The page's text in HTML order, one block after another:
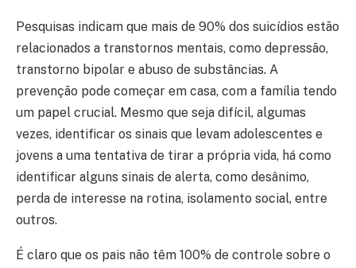
Pesquisas indicam que mais de 90% dos suicídios estão
relacionados a transtornos mentais, como depressão,
transtorno bipolar e abuso de substâncias. A
prevenção pode começar em casa, com a família tendo
um papel crucial. Mesmo que seja difícil, algumas
vezes, identificar os sinais que levam adolescentes e
jovens a uma tentativa de tirar a própria vida, há como
identificar alguns sinais de alerta, como desânimo,
perda de interesse na rotina, isolamento social, entre
outros.
É claro que os pais não têm 100% de controle sobre o